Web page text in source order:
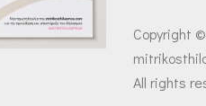
Copyright
All rights